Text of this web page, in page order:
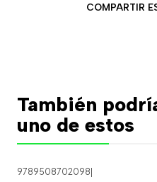
COMPARTIR
También
uno de estos
9789508702098|